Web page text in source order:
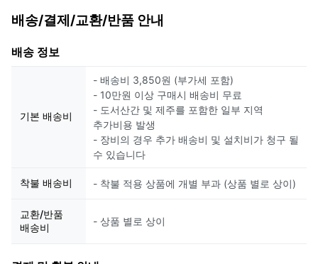
배송/결제/교환/반품 안내
배송 정보
기본 배송비
- 배송비 3,850원 (부가세 포함)
- 10만원 이상 구매시 배송비 무료
- 도서산간 및 제주를 포함한 일부 지역
추가비용 발생
- 장비의 경우 추가 배송비 및 설치비가 청구 될
수 있습니다
착불 배송비 - 착불 적용 상품에 개별 부과 (상품 별로 상이)
교환/반품
배송비
- 상품 별로 상이